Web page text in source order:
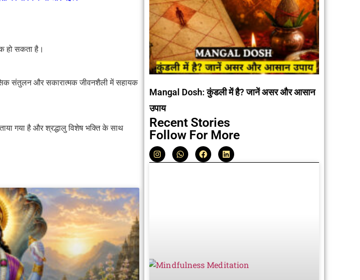
हो सकता है।
संतुलन और सकारात्मक जीवनशैली में सहायक
गया है और श्रद्धालु विशेष भक्ति के साथ
Mangal Dosh: कुंडली में है? जानें असर और आसान
उपाय
Recent Stories
Follow For More